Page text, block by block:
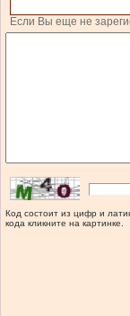
Если Вы еще не
Код состоит из цифр и
кода кликните на картинке.